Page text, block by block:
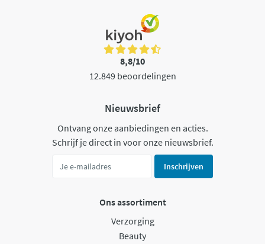
8,8/10
12.849 beoordelingen
Nieuwsbrief
Ontvang onze aanbiedingen en acties.
Schrijf je direct in voor onze nieuwsbrief.
Inschrijven
Ons assortiment
Verzorging
Beauty